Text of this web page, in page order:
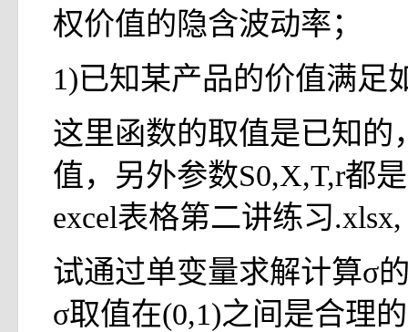
权价值的隐含波动率；
1)已知某产品的价值满足
这里函数的取值是已知的
值，另外参数S0,X,T,r都
excel表格第二讲练习
试通过单变量求解计算σ
σ取值在(0,1)之间是合理